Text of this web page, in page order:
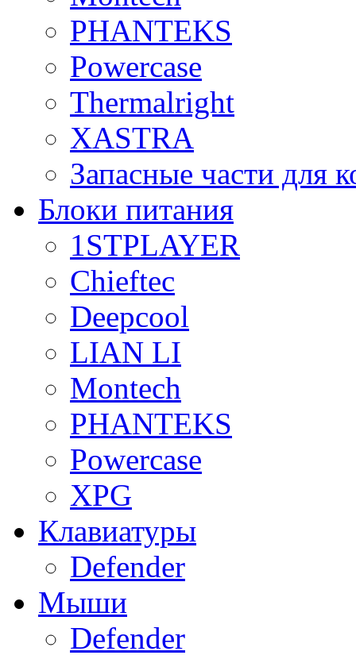
PHANTEKS
Powercase
Thermalright
XASTRA
Запасные части для
Блоки питания
1STPLAYER
Chieftec
Deepcool
LIAN LI
Montech
PHANTEKS
Powercase
XPG
Клавиатуры
Defender
Мыши
Defender